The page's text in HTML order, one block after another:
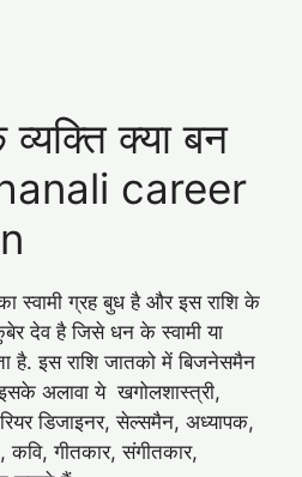
क्या बन
career
स्वामी ग्रह बुध है और इस राशि के
देव है जिसे धन के स्वामी या
है. इस राशि जातको में बिजनेसमैन
अलावा ये खगोलशास्त्री,
डिजाइनर, सेल्समैन, अध्यापक,
गीतकार, संगीतकार,